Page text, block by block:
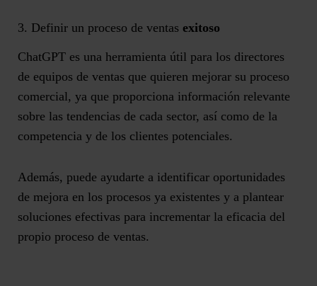
3. Definir un proceso de ventas exitoso
ChatGPT es una herramienta útil para los directores
de equipos de ventas que quieren mejorar su proceso
comercial, ya que proporciona información relevante
sobre las tendencias de cada sector, así como de la
competencia y de los clientes potenciales.
Además, puede ayudarte a identificar oportunidades
de mejora en los procesos ya existentes y a plantear
soluciones efectivas para incrementar la eficacia del
propio proceso de ventas.